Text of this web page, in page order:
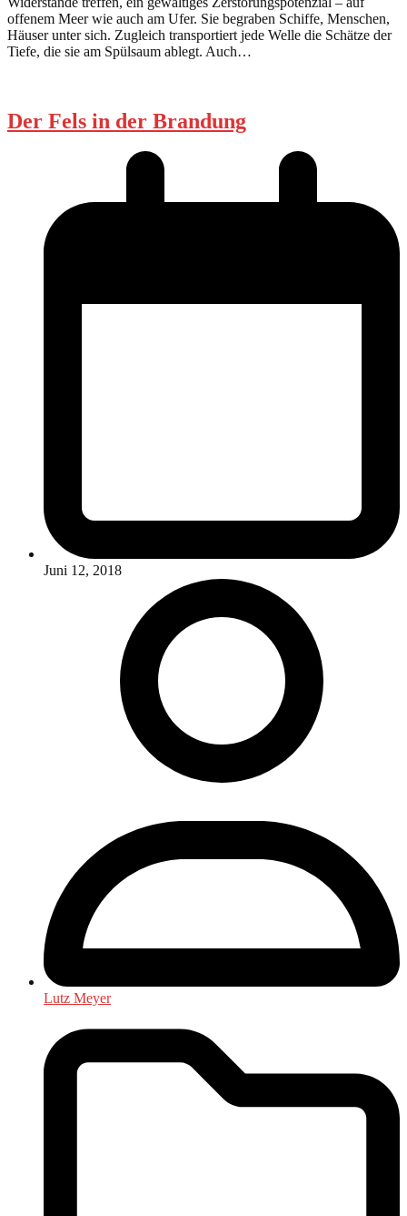
offenem Meer wie auch am Ufer. Sie begraben Schiffe, Menschen,
Häuser unter sich. Zugleich transportiert jede Welle die Schätze der
Tiefe, die sie am Spülsaum ablegt. Auch…
Der Fels in der Brandung
Juni 12, 2018
Lutz Meyer